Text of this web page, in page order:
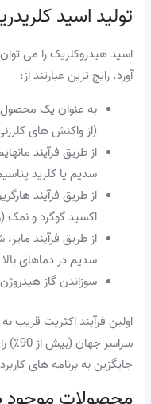
تولید اسید
اسید هیدروکلریک را می
آورد. رایج ترین عبارتند از:
به عنوان یک
(از واکنش های
از طریق فرآیند
سدیم یا کلرید
از طریق فرآیند
اکسید گوگرد و نمک
از طریق فرآیند
سدیم در دماهای بالا (400 تا 800 درجه
سوزاندن گاز
اولین فرآیند اکثریت قریب
جایگزین به برنامه های